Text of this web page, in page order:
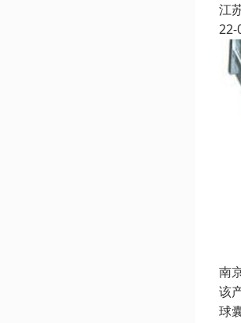
江
22-
南
该
球